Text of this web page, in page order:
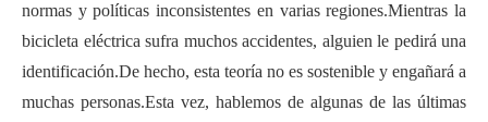
normas y políticas inconsistentes en varias regiones.Mientras la
bicicleta eléctrica sufra muchos accidentes, alguien le pedirá una
identificación.De hecho, esta teoría no es sostenible y engañará a
muchas personas.Esta vez, hablemos de algunas de las últimas